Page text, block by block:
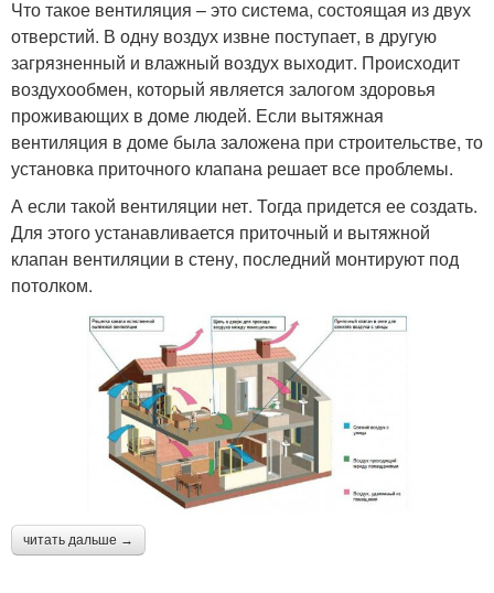
Что такое вентиляция – это система, состоящая из двух
отверстий. В одну воздух извне поступает, в другую
загрязненный и влажный воздух выходит. Происходит
воздухообмен, который является залогом здоровья
проживающих в доме людей. Если вытяжная
вентиляция в доме была заложена при строительстве, то
установка приточного клапана решает все проблемы.
А если такой вентиляции нет. Тогда придется ее создать.
Для этого устанавливается приточный и вытяжной
клапан вентиляции в стену, последний монтируют под
потолком.
читать дальше →